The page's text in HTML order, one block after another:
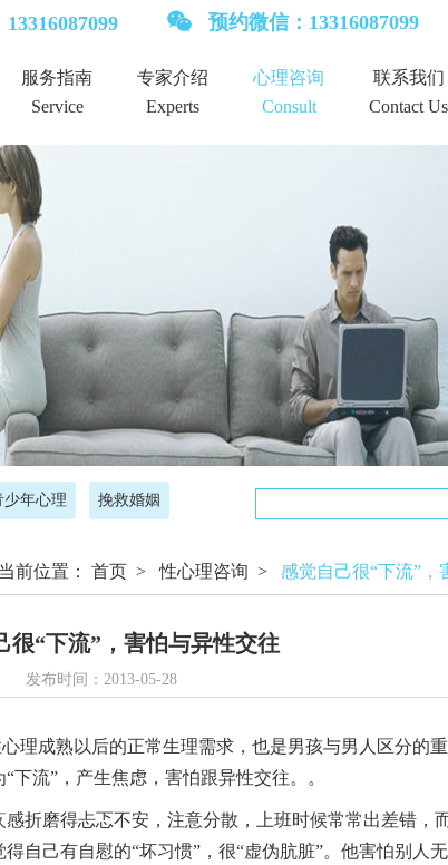
预约微信：13316087099
服务指南
Service
专家介绍
Experts
心理咨询
Consult
联系我们
Contact Us
少年心理 挽救婚姻
前位置： 首页 >性心理咨询 > 感觉自己很“下流”，
很“下流”，害怕与异性交往
发布时间：2013-05-28
理成熟以后的正常生理需求，也是男孩与男人区分的
流”，产生焦虑，害怕跟异性交往。。
折磨得忐忑不安，注意分散，上班时候常常出差错，
自己有自慰的“坏习惯”，很“虚伪肮脏”。他害怕别人